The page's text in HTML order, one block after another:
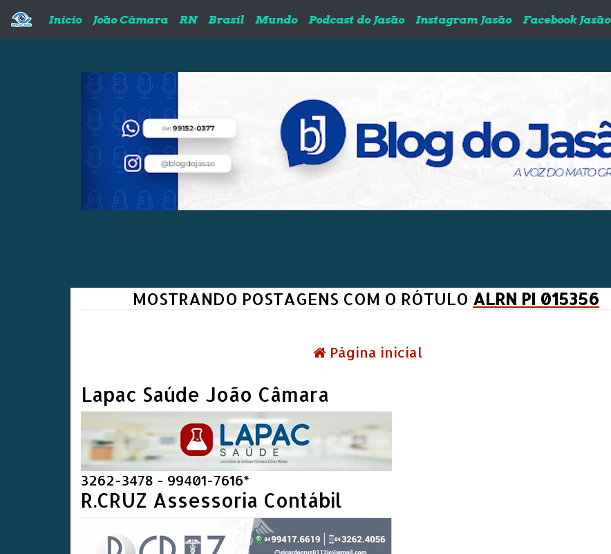
Inicio João Câmara RN Brasil Mundo Podcast do Jasão Instagram Jasão Facebook Jasão
MOSTRANDO POSTAGENS COM O RÓTULO ALRN PI 015356
Página inicial
Lapac Saúde João Câmara
3262-3478 - 99401-7616*
R.CRUZ Assessoria Contábil